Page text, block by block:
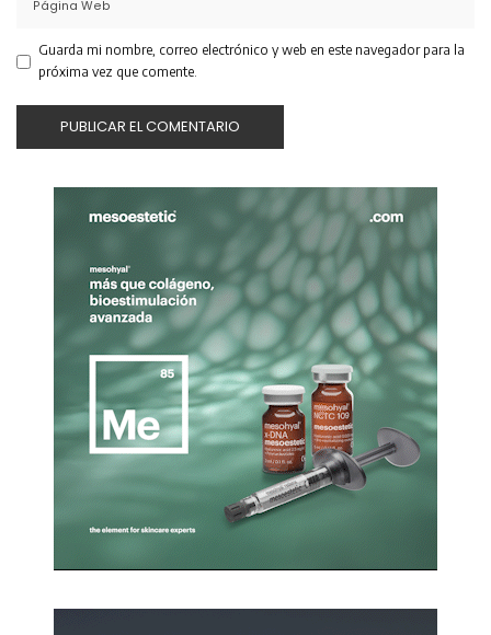
Guarda mi nombre, correo electrónico y web en este navegador para la
próxima vez que comente.